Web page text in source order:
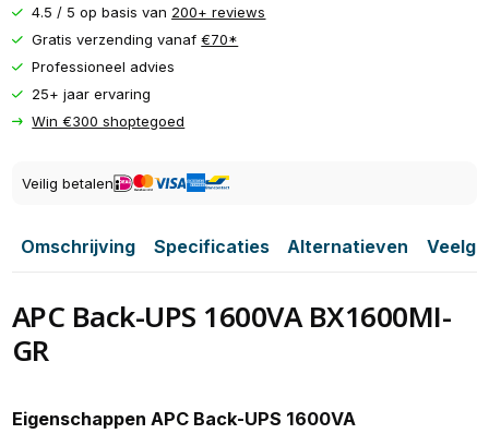
4.5 / 5 op basis van 200+ reviews
Gratis verzending vanaf€70*
Professioneel advies
25+ jaar ervaring
Win €300 shoptegoed
Veilig betalen
Omschrijving Specificaties Alternatieven
APC Back-UPS 1600VA BX1600MI-
GR
Eigenschappen APC Back-UPS 1600VA